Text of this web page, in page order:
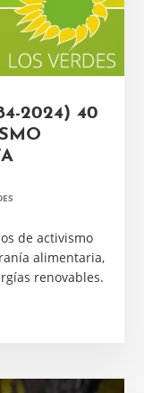
2024) 40
de activismo
alimentaria,
renovables.